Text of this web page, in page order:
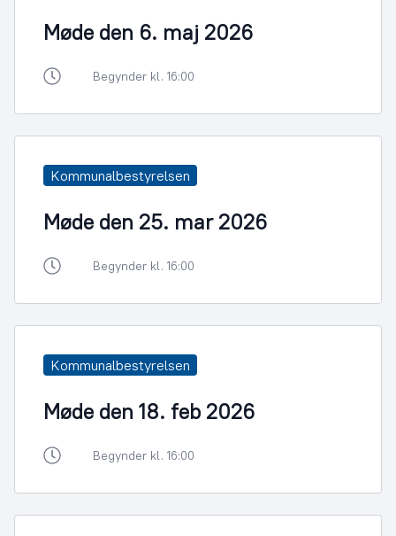
Møde den 6. maj 2026
Begynder kl. 16:00
Kommunalbestyrelsen
Møde den 25. mar 2026
Begynder kl. 16:00
Kommunalbestyrelsen
Møde den 18. feb 2026
Begynder kl. 16:00